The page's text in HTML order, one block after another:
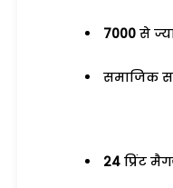
7000 से
समाजिक
24 प्रिंट